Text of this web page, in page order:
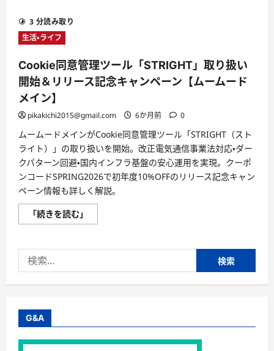
3 分読み取り
生活・ライフ
Cookie同意管理ツール「STRIGHT」取り扱い
開始＆リリース記念キャンペーン【ムームード
メイン】
pikakichi2015@gmail.com 6か月前 0
ムームードメインがCookie同意管理ツール「STRIGHT（スト
ライト）」の取り扱いを開始。改正電気通信事業法対応・ダー
クパターン回避・国内インフラ基盤の安心運用を実現。クーポ
ンコードSPRING2026で初年度10%OFFのリリース記念キャン
ペーン情報も詳しく解説。
「続きを読む」
同
理
ル
「STRIGHT」
開
＆
索:
G&A